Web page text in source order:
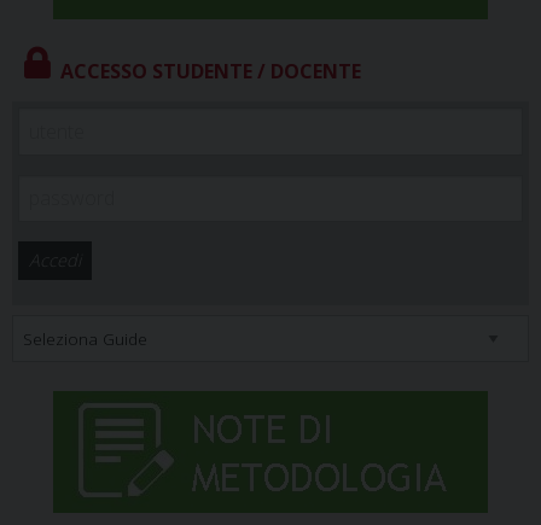
ACCESSO STUDENTE / DOCENTE